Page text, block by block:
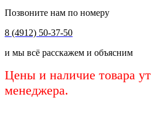
Позвоните нам по номеру
8 (4912) 50-37-50
и мы всё расскажем и объясним
Цены и наличие товара
менеджера.